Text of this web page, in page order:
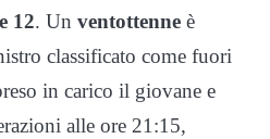
12. Un ventottenne è
classificato come fuori
in carico il giovane e
alle ore 21:15,